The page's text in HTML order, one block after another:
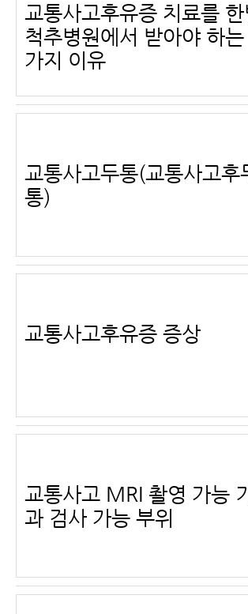
교통사고후유증 치료를
척추병원에서 받아야 하
가지 이유
교통사고두통(교통사고후
통)
교통사고후유증 증상
교통사고 MRI 촬영 가능
과 검사 가능 부위